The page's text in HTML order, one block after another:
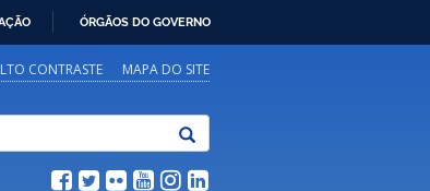
ÓRGÃOS DO GOVERNO
CONTRASTE MAPA DO SITE